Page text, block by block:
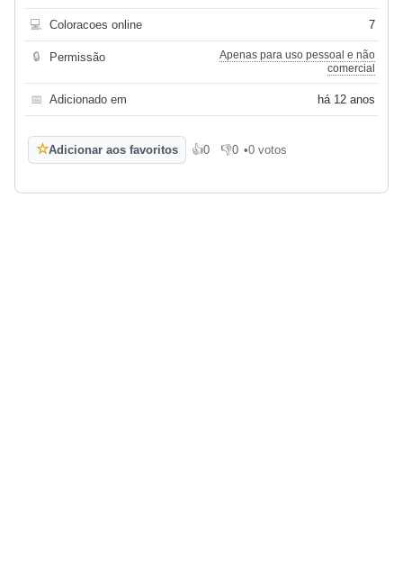
💻 Coloracoes online 7
🔒 Permissão
Apenas para uso pessoal e não
comercial
📅 Adicionado em há 12 anos
☆Adicionar aos favoritos 👍0
Gosto👎0
Não gosto
•0 votos